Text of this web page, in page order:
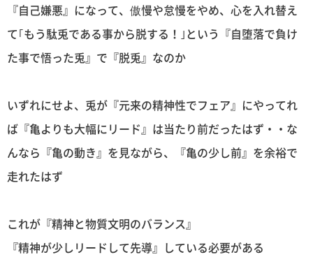
『自己嫌悪』になって、傲慢や怠慢をやめ、心を入れ替え
て｢もう駄兎である事から脱する！｣という『自堕落で負け
た事で悟った兎』で『脱兎』なのか
いずれにせよ、兎が『元来の精神性でフェア』にやってれ
ば『亀よりも大幅にリード』は当たり前だったはず・・な
んなら『亀の動き』を見ながら、『亀の少し前』を余裕で
走れたはず
これが『精神と物質文明のバランス』
『精神が少しリードして先導』している必要がある